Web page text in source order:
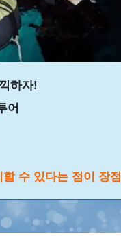
하자!
어
수 있다는 점이 장점